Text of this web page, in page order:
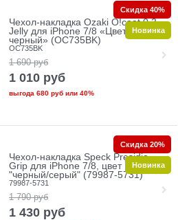
Чехол-накладка Ozaki O!coat 0.3
Jelly для iPhone 7/8 «Цвет:
черный» (OC735BK)
OC735BK
1 690 руб
1 010 руб
выгода 680 рубили 40%
Скидка 40%
Новинка
Чехол-накладка Speck Presidio
Grip для iPhone 7/8, цвет
"черный/серый" (79987-5731)
79987-5731
1 790 руб
1 430 руб
Скидка 20%
Новинка